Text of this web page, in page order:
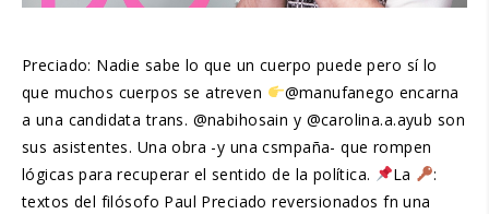
Preciado: Nadie sabe lo que un cuerpo puede pero sí lo
que muchos cuerpos se atreven
@manufanego encarna
a una candidata trans. @nabihosain y @carolina.a.ayub son
sus asistentes. Una obra -y una csmpaña- que rompen
lógicas para recuperar el sentido de la política.
La
:
textos del filósofo Paul Preciado reversionados fn una